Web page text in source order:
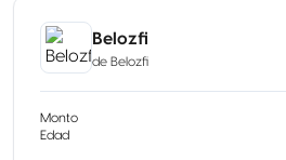
Belozfi
de Belozfi
Monto
Edad